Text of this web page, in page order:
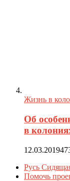
Жизнь в
Об
в
12.03.2019
Русь
Помочь